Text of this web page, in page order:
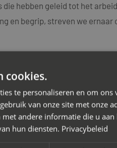
hebben geleid tot het
en begrip, streven we
is en daarom bieden we
kennis van
werkgever. Neem vandaag
stap richting een
cookies.
te personaliseren en om ons
van onze site met onze
andere informatie die u
hun diensten. Privacybeleid